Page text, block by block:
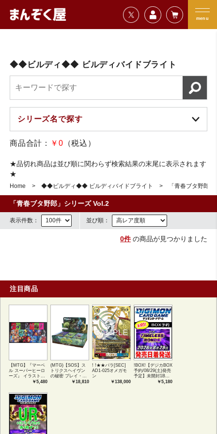
=================================
menu
まんぞく屋 格安TCG通販
◆◆ビルディ◆◆ ビルディバイドブライト
商品合計： ￥0 （税込）
★品切れ商品は並び順に関わらず検索結果の末尾に表示されます
★
Home ◆◆ビルディ◆◆ ビルディバイドブライト 「青春ブタ野郎
「青春ブタ野郎」シリーズ Vol.2
表示件数： 並び順：
0件の商品が見つかりました
注目商品
【MTG】『マーベ
ル スーパーヒーロ
ーズ』 イラストコ
レクション 54種コ
アートカード(JPN)
￥5,480
(MTG)【SOS】ス
トリクスヘイヴン
の秘密 プレイ・ブ
ースター1BOX日本
￥18,810
! !★★パラ[SEC]
AD1-025オメガモ
ン
￥138,000
!BOX!【デジカBOX
予約/08/29(土)発売
予定】未開封1BOX
￥5,180